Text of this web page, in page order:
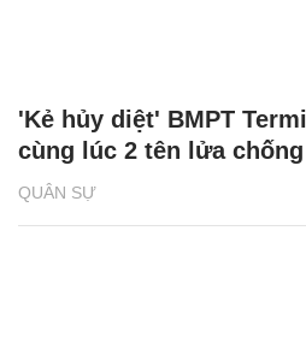
QUÂN SỰ
'Kẻ hủy diệt' BMPT
cùng lúc 2 tên lửa